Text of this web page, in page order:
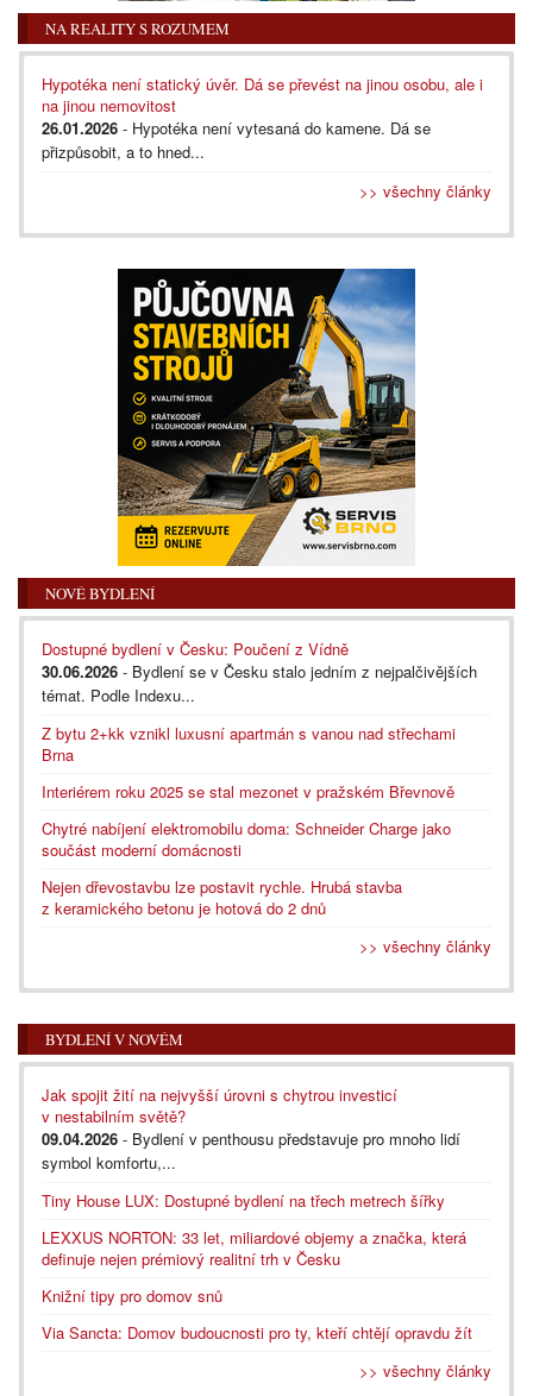
NA REALITY S ROZUMEM
Hypotéka není statický úvěr. Dá se převést na jinou osobu, ale i
na jinou nemovitost
26.01.2026 - Hypotéka není vytesaná do kamene. Dá se
přizpůsobit, a to hned...
>> všechny články
NOVÉ BYDLENÍ
Dostupné bydlení v Česku: Poučení z Vídně
30.06.2026 - Bydlení se v Česku stalo jedním z nejpalčivějších
témat. Podle Indexu...
Z bytu 2+kk vznikl luxusní apartmán s vanou nad střechami
Brna
Interiérem roku 2025 se stal mezonet v pražském Břevnově
Chytré nabíjení elektromobilu doma: Schneider Charge jako
součást moderní domácnosti
Nejen dřevostavbu lze postavit rychle. Hrubá stavba
z keramického betonu je hotová do 2 dnů
>> všechny články
BYDLENÍ V NOVÉM
Jak spojit žití na nejvyšší úrovni s chytrou investicí
v nestabilním světě?
09.04.2026 - Bydlení v penthousu představuje pro mnoho lidí
symbol komfortu,...
Tiny House LUX: Dostupné bydlení na třech metrech šířky
LEXXUS NORTON: 33 let, miliardové objemy a značka, která
definuje nejen prémiový realitní trh v Česku
Knižní tipy pro domov snů
Via Sancta: Domov budoucnosti pro ty, kteří chtějí opravdu žít
>> všechny články